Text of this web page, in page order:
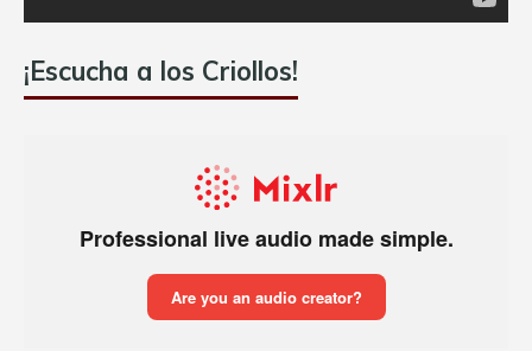
¡Escucha a los Criollos!